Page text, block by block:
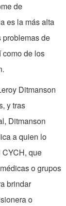
de
es la más alta
de
como de los
Ditmanson
y tras
Ditmanson
a quien lo
que
o grupos
brindar
o